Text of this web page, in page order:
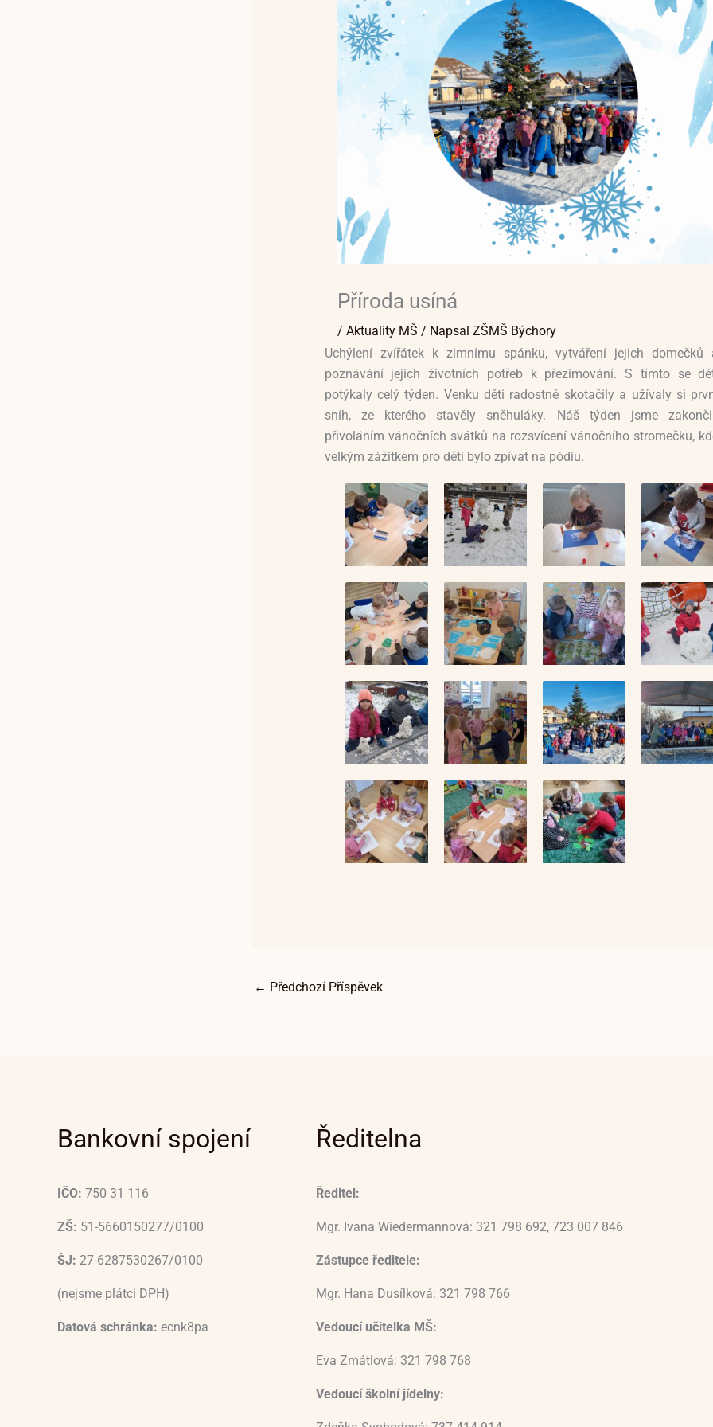
Příroda usíná
/ Aktuality MŠ / Napsal ZŠMŠ Býchory
Uchýlení zvířátek k zimnímu spánku, vytváření jejich domečků
poznávání jejich životních potřeb k přezimování. S tímto se
potýkaly celý týden. Venku děti radostně skotačily a užívaly si
sníh, ze kterého stavěly sněhuláky. Náš týden jsme
přivoláním vánočních svátků na rozsvícení vánočního stromečku,
velkým zážitkem pro děti bylo zpívat na pódiu.
← Předchozí Příspěvek
Bankovní spojení
IČO: 750 31 116
ZŠ: 51-5660150277/0100
ŠJ: 27-6287530267/0100
(nejsme plátci DPH)
Datová schránka: ecnk8pa
Ředitelna
Ředitel:
Mgr. Ivana Wiedermannová: 321 798 692, 723 007 846
Zástupce ředitele:
Mgr. Hana Dusílková: 321 798 766
Vedoucí učitelka MŠ:
Eva Zmátlová: 321 798 768
Vedoucí školní jídelny: